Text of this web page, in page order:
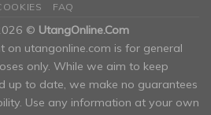
FAQ
© UtangOnline.Com
on utangonline.com is for general
only. While we aim to keep
up to date, we make no guarantees
Use any information at your own